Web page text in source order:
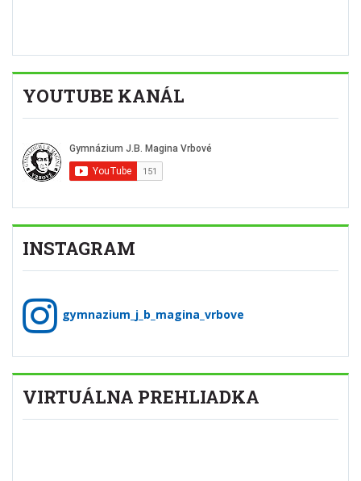
YOUTUBE KANÁL
INSTAGRAM
gymnazium_j_b_magina_vrbove
VIRTUÁLNA PREHLIADKA